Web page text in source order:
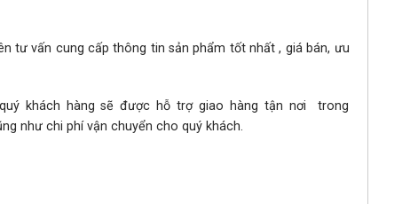
tư vấn cung cấp thông tin sản phẩm tốt nhất , giá bán, ưu
khách hàng sẽ được hỗ trợ giao hàng tận nơi trong
như chi phí vận chuyển cho quý khách.